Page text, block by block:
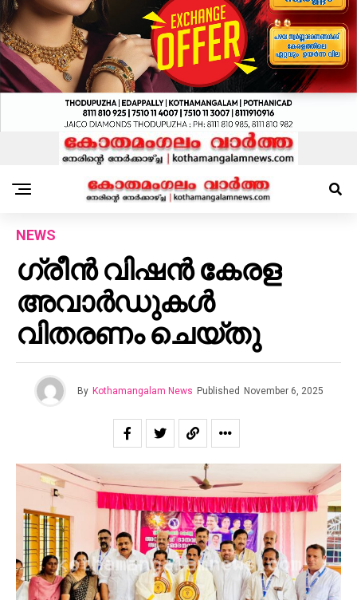
NEWS
ഗ്രീൻ വിഷൻ കേരള
അവാർഡുകൾ
വിതരണം ചെയ്തു
By Kothamangalam News Published November 6, 2025